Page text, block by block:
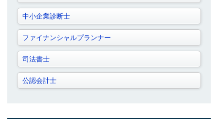
中小企業診断士
ファイナンシャルプランナー
司法書士
公認会計士